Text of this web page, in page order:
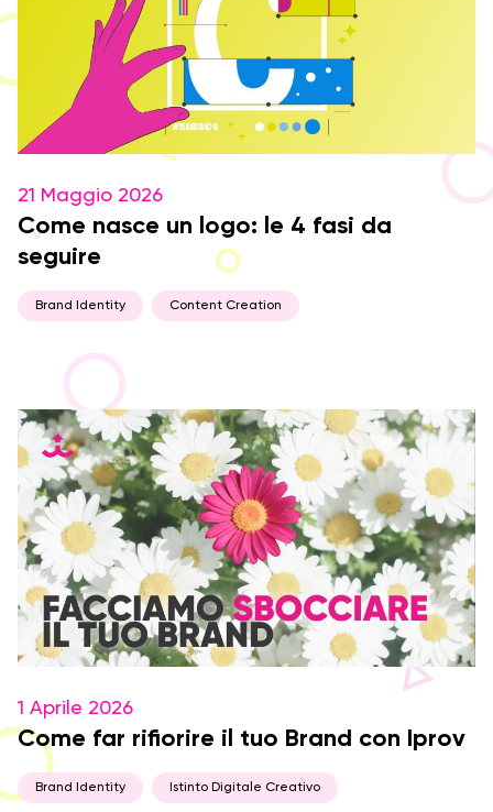
21 Maggio 2026
Come nasce un logo: le 4 fasi da
seguire
Brand Identity Content Creation
1 Aprile 2026
Come far rifiorire il tuo Brand con Iprov
Brand Identity Istinto Digitale Creativo